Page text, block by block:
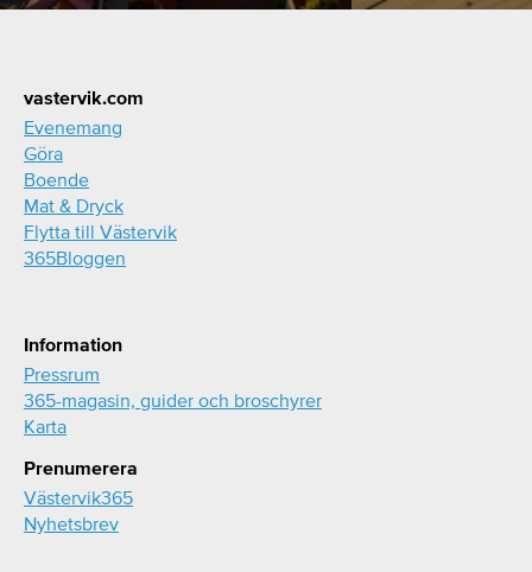
Footer
vastervik.com
Evenemang
Göra
Boende
Mat & Dryck
Flytta till Västervik
365Bloggen
Information
Pressrum
365-magasin, guider och broschyrer
Karta
Prenumerera
Västervik365
Nyhetsbrev